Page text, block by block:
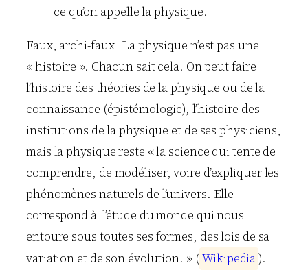
ce qu’on appelle la physique.
Faux, archi-faux ! La physique n’est pas une
« histoire ». Chacun sait cela. On peut faire
l’histoire des théories de la physique ou de la
connaissance (épistémologie), l’histoire des
institutions de la physique et de ses physiciens,
mais la physique reste « la science qui tente de
comprendre, de modéliser, voire d’expliquer les
phénomènes naturels de l’univers. Elle
correspond à l’étude du monde qui nous
entoure sous toutes ses formes, des lois de sa
variation et de son évolution. » (Wikipedia).